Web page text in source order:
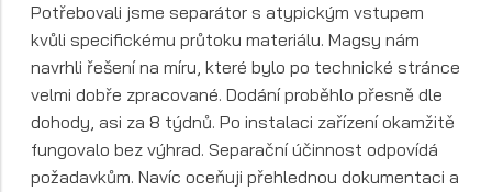
Potřebovali jsme separátor s atypickým vstupem
kvůli specifickému průtoku materiálu. Magsy nám
navrhli řešení na míru, které bylo po technické stránce
velmi dobře zpracované. Dodání proběhlo přesně dle
dohody, asi za 8 týdnů. Po instalaci zařízení okamžitě
fungovalo bez výhrad. Separační účinnost odpovídá
požadavkům. Navíc oceňuji přehlednou dokumentaci a